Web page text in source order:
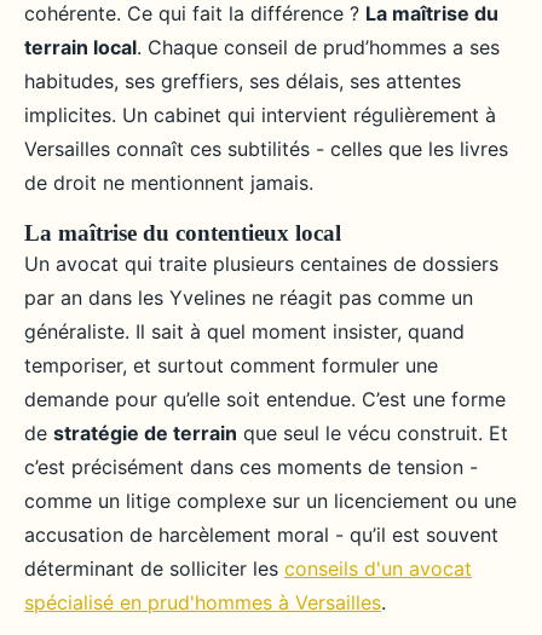
cohérente. Ce qui fait la différence ? La maîtrise du
terrain local. Chaque conseil de prud’hommes a ses
habitudes, ses greffiers, ses délais, ses attentes
implicites. Un cabinet qui intervient régulièrement à
Versailles connaît ces subtilités - celles que les livres
de droit ne mentionnent jamais.
La maîtrise du contentieux local
Un avocat qui traite plusieurs centaines de dossiers
par an dans les Yvelines ne réagit pas comme un
généraliste. Il sait à quel moment insister, quand
temporiser, et surtout comment formuler une
demande pour qu’elle soit entendue. C’est une forme
de stratégie de terrain que seul le vécu construit. Et
c’est précisément dans ces moments de tension -
comme un litige complexe sur un licenciement ou une
accusation de harcèlement moral - qu’il est souvent
déterminant de solliciter les conseils d'un avocat
spécialisé en prud'hommes à Versailles.